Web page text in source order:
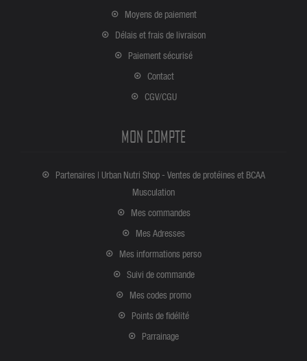
Moyens de paiement
Délais et frais de livraison
Paiement sécurisé
Contact
CGV/CGU
MON COMPTE
Partenaires | Urban Nutri Shop - Ventes de protéines et BCAA
Musculation
Mes commandes
Mes Adresses
Mes informations perso
Suivi de commande
Mes codes promo
Points de fidélité
Parrainage